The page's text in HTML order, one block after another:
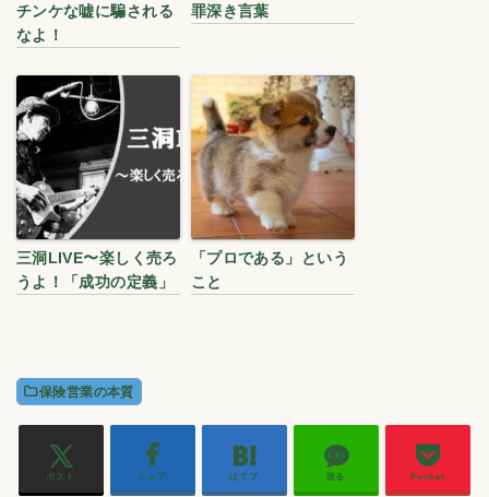
チンケな嘘に騙される
なよ！
罪深き言葉
三洞LIVE〜楽しく売ろ
うよ！「成功の定義」
「プロである」という
こと
保険営業の本質
ポスト シェア はてブ 送る Pocket